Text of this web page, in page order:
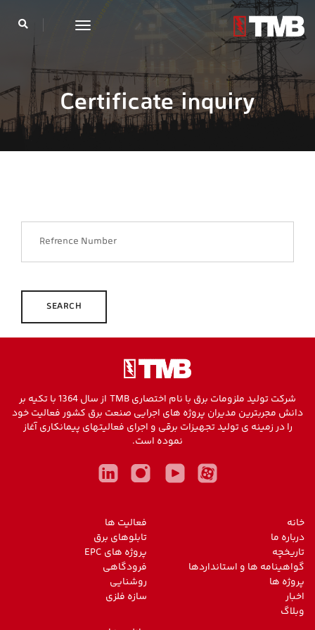
toggle
navigation
Certificate inquiry
SEARCH
شرکت تولید ملزومات برق با نام اختصاری TMB از سال 1364 با تکیه بر
دانش مجربترین مدیران پروژه های اجرایی صنعت برق کشور فعالیت خود
را در زمینه ی تولید تجهیزات برقی و اجرای فعالیتهای پیمانکاری آغاز
نموده است.
خانه
درباره ما
تاریخچه
گواهینامه ها و استانداردها
پروژه ها
اخبار
وبلاگ
فعالیت ها
تابلوهای برق
پروژه های EPC
فرودگاهی
روشنایی
سازه فلزی